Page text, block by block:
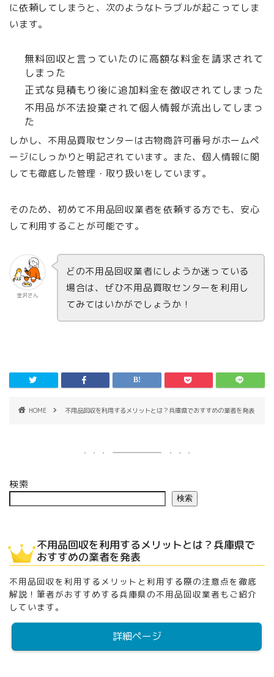
に依頼してしまうと、次のようなトラブルが起こってしま
います。
無料回収と言っていたのに高額な料金を請求されて
しまった
正式な見積もり後に追加料金を徴収されてしまった
不用品が不法投棄されて個人情報が流出してしまっ
た
しかし、不用品買取センターは古物商許可番号がホームペ
ージにしっかりと明記されています。また、個人情報に関
しても徹底した管理・取り扱いをしています。
そのため、初めて不用品回収業者を依頼する方でも、安心
して利用することが可能です。
金沢さん
どの不用品回収業者にしようか迷っている
場合は、ぜひ不用品買取センターを利用し
てみてはいかがでしょうか！
HOME 不用品回収を利用するメリットとは？兵庫県でおすすめの業者を発表
検索
検索
不用品回収を利用するメリットとは？兵庫県で
おすすめの業者を発表
不用品回収を利用するメリットと利用する際の注意点を徹底
解説！筆者がおすすめする兵庫県の不用品回収業者もご紹介
しています。
詳細ページ